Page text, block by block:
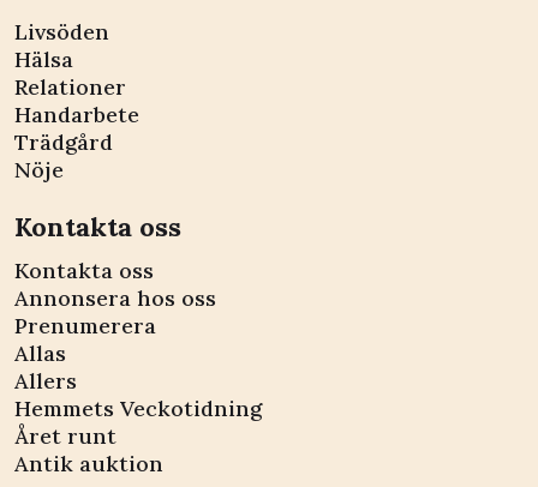
Livsöden
Hälsa
Relationer
Handarbete
Trädgård
Nöje
Kontakta oss
Kontakta oss
Annonsera hos oss
Prenumerera
Allas
Allers
Hemmets Veckotidning
Året runt
Antik auktion